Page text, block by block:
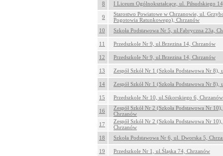
8 I Liceum Ogólnokształcące, ul. Piłsudskiego
9
Starostwo Powiatowe w Chrzanowie, ul.
Pogotowia Ratunkowego), Chrzanów
10
Szkoła Podstawowa Nr 5, ul.Fabryczna 23a,
11 Przedszkole Nr 9, ul.Brzezina 14, Chrzanów
12 Przedszkole Nr 9, ul.Brzezina 14, Chrzanów
13 Zespół Szkół Nr 1 (Szkoła Podstawowa Nr
14 Zespół Szkół Nr 1 (Szkoła Podstawowa Nr
15 Przedszkole Nr 10, ul.Sikorskiego 6, Chrzanów
16
Zespół Szkół Nr 2 (Szkoła Podstawowa Nr
Chrzanów
17
Zespół Szkół Nr 2 (Szkoła Podstawowa Nr
Chrzanów
18
Szkoła Podstawowa Nr 6, ul. Dworska 5,
19 Przedszkole Nr 1, ul.Śląska 74, Chrzanów